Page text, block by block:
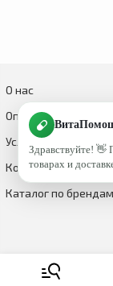
О нас
Оплата и доставка
Условия возврата и
Контакты
Каталог по брендам
Здравствуйте! 👋
товарах и